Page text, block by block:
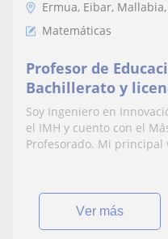
Ermua, Eibar,
Matemáticas
Profesor de
Bachillerato y
Innovación
todas la edades
Soy Ingeniero en
el IMH y cuento con el
Profesorado. Mi principal
ver más